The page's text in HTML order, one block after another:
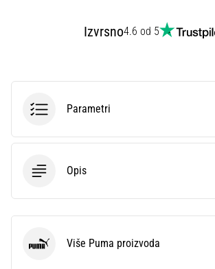
Izvrsno4.6 od 5
Parametri
Opis
Puma Više Puma proizvoda